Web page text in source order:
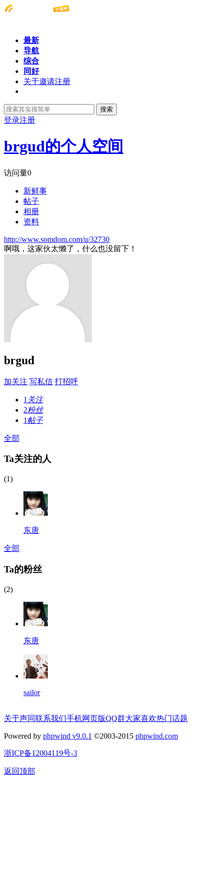
最新
导航
综合
同好
关于邀请注册
搜索
登录注册
brgud的个人空间
访问量0
新鲜事
帖子
相册
资料
http://www.somdom.com/u/32730
啊哦，这家伙太懒了，什么也没留下！
brgud
加关注 写私信 打招呼
1 关注
2粉丝
1 帖子
全部
Ta关注的人
(1)
东唐
全部
Ta的粉丝
(2)
东唐
sailor
关于声同联系我们手机网页版QQ群大家喜欢热门话题
Powered by phpwind v9.0.1 ©2003-2015 phpwind.com
浙ICP备12004119号-3
返回顶部